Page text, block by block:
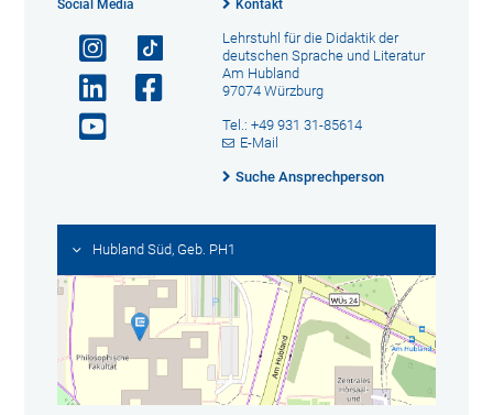
Social Media Kontakt
Lehrstuhl für die Didaktik der
deutschen Sprache und Literatur
Am Hubland
97074 Würzburg
Tel.: +49 931 31-85614
E-Mail
Suche Ansprechperson
Hubland Süd, Geb. PH1